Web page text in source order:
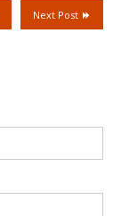
Next Post